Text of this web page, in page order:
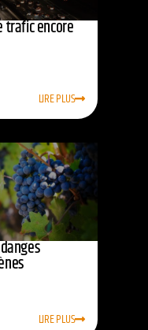
trafic encore
LIRE PLUS
LIRE PLUS